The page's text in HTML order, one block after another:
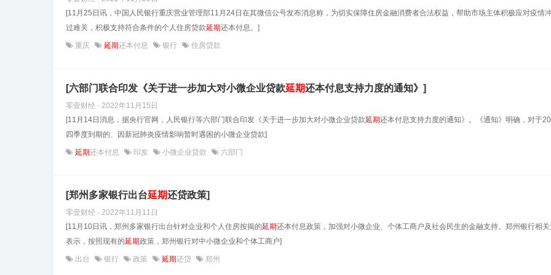
[11月25日讯，中国人民银行重庆营业管理部11月24日在其微信公号发布消息称，为切实保障住房金融消费者合法权益，帮助市场主体积极应对疫情
过难关，积极支持符合条件的个人住房贷款延期还本付息。]
重庆 延期还本付息 银行 住房贷款
[六部门联合印发《关于进一步加大对小微企业贷款延期还本付息支持力度的通知》]
零壹财经 · 2022年11月15日
[11月14日消息，据央行官网，人民银行等六部门联合印发《关于进一步加大对小微企业贷款延期还本付息支持力度的通知》。《通知》明确，对于
四季度到期的、因新冠肺炎疫情影响暂时遇困的小微企业贷款]
延期还本付息 印发 小微企业贷款 六部门
[郑州多家银行出台延期还贷政策]
零壹财经 · 2022年11月11日
[11月10日讯，郑州多家银行出台针对企业和个人住房按揭的延期还本付息政策，加强对小微企业、个体工商户及社会民生的金融支持。郑州银行相关
表示，按照现有的延期政策，郑州银行对中小微企业和个体工商户]
出台 银行 政策 延期还贷 郑州